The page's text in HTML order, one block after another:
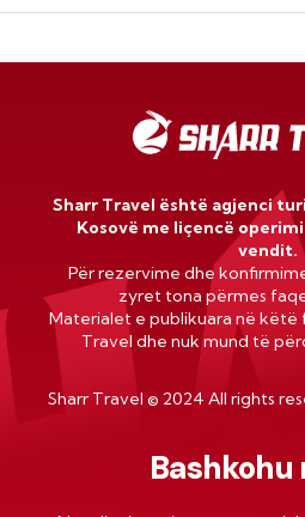
Sharr Travel është agjenci
Kosovë me liçencë
vendit.
Për rezervime dhe
zyret tona përmes
Materialet e publikuara në këtë
Travel dhe nuk mund të
Sharr Travel © 2024 All rights
Bashkohu